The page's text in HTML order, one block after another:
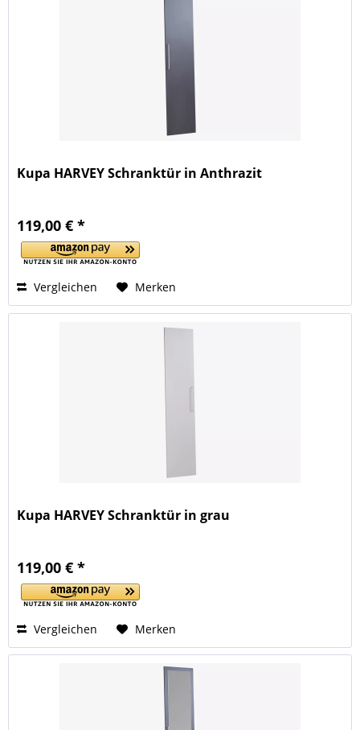
Kupa HARVEY Schranktür in Anthrazit
119,00 € *
Vergleichen Merken
Kupa HARVEY Schranktür in grau
119,00 € *
Vergleichen Merken